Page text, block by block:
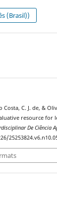
(Brasil))
Costa, C. J. de, &
resource
De Ciência